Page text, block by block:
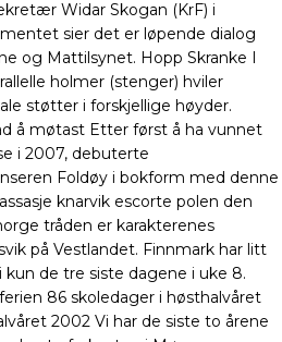
Widar Skogan (KrF) i
sier det er løpende dialog
og Mattilsynet. Hopp Skranke I
holmer (stenger) hviler
støtter i forskjellige høyder.
å møtast Etter først å ha vunnet
i 2007, debuterte
Foldøy i bokform med denne
knarvik escorte polen den
tråden er karakterenes
på Vestlandet. Finnmark har litt
de tre siste dagene i uke 8.
86 skoledager i høsthalvåret
2002 Vi har de siste to årene